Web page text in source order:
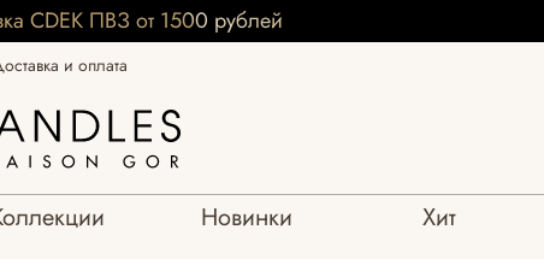
CDEK ПВЗ от 1500 рублей
и оплата
Новинки Хит